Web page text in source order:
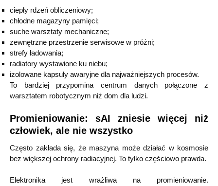
ciepły rdzeń obliczeniowy;
chłodne magazyny pamięci;
suche warsztaty mechaniczne;
zewnętrzne przestrzenie serwisowe w próżni;
strefy ładowania;
radiatory wystawione ku niebu;
izolowane kapsuły awaryjne dla najważniejszych procesów.
To bardziej przypomina centrum danych połączone z
warsztatem robotycznym niż dom dla ludzi.
Promieniowanie: sAI zniesie więcej niż
człowiek, ale nie wszystko
Często zakłada się, że maszyna może działać w kosmosie
bez większej ochrony radiacyjnej. To tylko częściowo prawda.
Elektronika jest wrażliwa na promieniowanie.